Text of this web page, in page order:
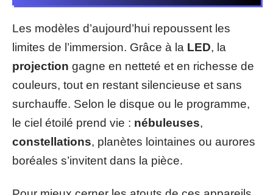
Les modèles d’aujourd’hui repoussent les
limites de l’immersion. Grâce à la LED, la
projection gagne en netteté et en richesse de
couleurs, tout en restant silencieuse et sans
surchauffe. Selon le disque ou le programme,
le ciel étoilé prend vie : nébuleuses,
constellations, planètes lointaines ou aurores
boréales s’invitent dans la pièce.